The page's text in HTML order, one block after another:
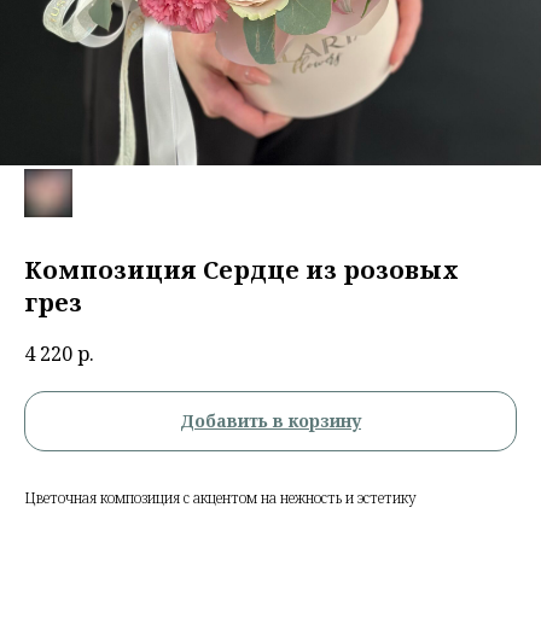
Композиция Сердце из розовых
грез
4 220р.
Добавить в корзину
Цветочная композиция с акцентом на нежность и эстетику